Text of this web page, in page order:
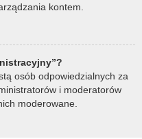
kontem.
osób odpowiedzialnych za
i moderatorów
moderowane.